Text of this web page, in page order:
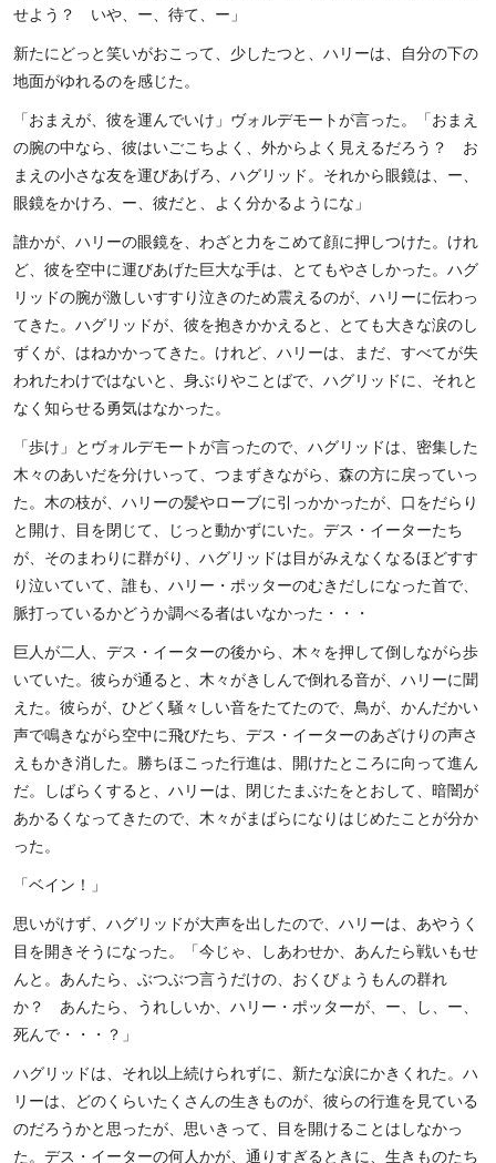
せよう？ いや、ー、待て、ー」
新たにどっと笑いがおこって、少したつと、ハリーは、自分の下の
地面がゆれるのを感じた。
「おまえが、彼を運んでいけ」ヴォルデモートが言った。「おまえ
の腕の中なら、彼はいごこちよく、外からよく見えるだろう？ お
まえの小さな友を運びあげろ、ハグリッド。それから眼鏡は、ー、
眼鏡をかけろ、ー、彼だと、よく分かるようにな」
誰かが、ハリーの眼鏡を、わざと力をこめて顔に押しつけた。けれ
ど、彼を空中に運びあげた巨大な手は、とてもやさしかった。ハグ
リッドの腕が激しいすすり泣きのため震えるのが、ハリーに伝わっ
てきた。ハグリッドが、彼を抱きかかえると、とても大きな涙のし
ずくが、はねかかってきた。けれど、ハリーは、まだ、すべてが失
われたわけではないと、身ぶりやことばで、ハグリッドに、それと
なく知らせる勇気はなかった。
「歩け」とヴォルデモートが言ったので、ハグリッドは、密集した
木々のあいだを分けいって、つまずきながら、森の方に戻っていっ
た。木の枝が、ハリーの髪やローブに引っかかったが、口をだらり
と開け、目を閉じて、じっと動かずにいた。デス・イーターたち
が、そのまわりに群がり、ハグリッドは目がみえなくなるほどすす
り泣いていて、誰も、ハリー・ポッターのむきだしになった首で、
脈打っているかどうか調べる者はいなかった・・・
巨人が二人、デス・イーターの後から、木々を押して倒しながら歩
いていた。彼らが通ると、木々がきしんで倒れる音が、ハリーに聞
えた。彼らが、ひどく騒々しい音をたてたので、鳥が、かんだかい
声で鳴きながら空中に飛びたち、デス・イーターのあざけりの声さ
えもかき消した。勝ちほこった行進は、開けたところに向って進ん
だ。しばらくすると、ハリーは、閉じたまぶたをとおして、暗闇が
あかるくなってきたので、木々がまばらになりはじめたことが分か
った。
「ベイン！」
思いがけず、ハグリッドが大声を出したので、ハリーは、あやうく
目を開きそうになった。「今じゃ、しあわせか、あんたら戦いもせ
んと。あんたら、ぶつぶつ言うだけの、おくびょうもんの群れ
か？ あんたら、うれしいか、ハリー・ポッターが、ー、し、ー、
死んで・・・？」
ハグリッドは、それ以上続けられずに、新たな涙にかきくれた。ハ
リーは、どのくらいたくさんの生きものが、彼らの行進を見ている
のだろうかと思ったが、思いきって、目を開けることはしなかっ
た。デス・イーターの何人かが、通りすぎるときに、生きものたち